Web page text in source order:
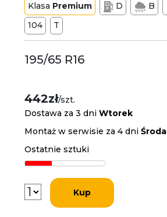
Klasa Premium D B
104
T
195/65 R16
442zł/szt.
Dostawa za 3 dniWtorek
Montaż w serwisie za 4 dniŚroda
Ostatnie sztuki
Kup